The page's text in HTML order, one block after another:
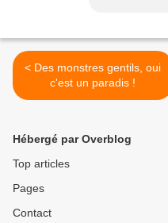
< Des monstres gentils, oui
c'est un paradis !
Hébergé par Overblog
Top articles
Pages
Contact